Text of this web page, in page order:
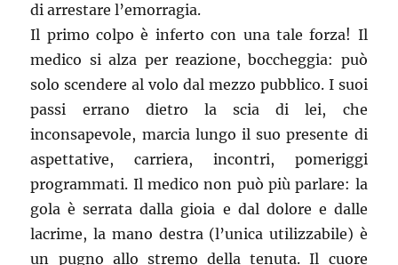
di arrestare l’emorragia.
Il primo colpo è inferto con una tale forza! Il
medico si alza per reazione, boccheggia: può
solo scendere al volo dal mezzo pubblico. I suoi
passi errano dietro la scia di lei, che
inconsapevole, marcia lungo il suo presente di
aspettative, carriera, incontri, pomeriggi
programmati. Il medico non può più parlare: la
gola è serrata dalla gioia e dal dolore e dalle
lacrime, la mano destra (l’unica utilizzabile) è
un pugno allo stremo della tenuta. Il cuore